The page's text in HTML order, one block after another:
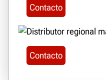
Contacto
Contacto